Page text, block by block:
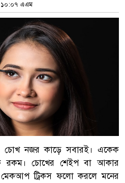
১০:০৭ এএম
চোখ নজর কাড়ে সবারই। একেক
রকম। চোখের শেইপ বা আকার
ট্রিকস ফলো করলে মনের